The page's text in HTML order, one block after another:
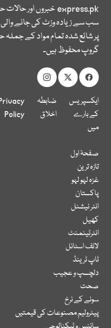
express.pkخبروں اور
سب سے زیادہ وزٹ کی جانے
پر شائع شدہ تمام مواد کے
گروپ محفوظ ہیں۔
ایکسپریس
کے بارے
میں
ضابطہ
اخلاق
Policy
صفحۂ اول
تازہ ترین
غزہ لہو لہو
پاکستان
انٹر نیشنل
کھیل
انٹرٹینمنٹ
لائف اسٹائل
ٹاپ ٹرینڈ
دلچسپ و عجیب
صحت
سونے کے نرخ
پیٹرولیم مصنوعات کی قیمتیں